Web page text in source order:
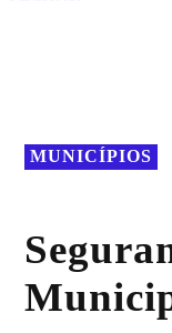
MUNICÍPIOS